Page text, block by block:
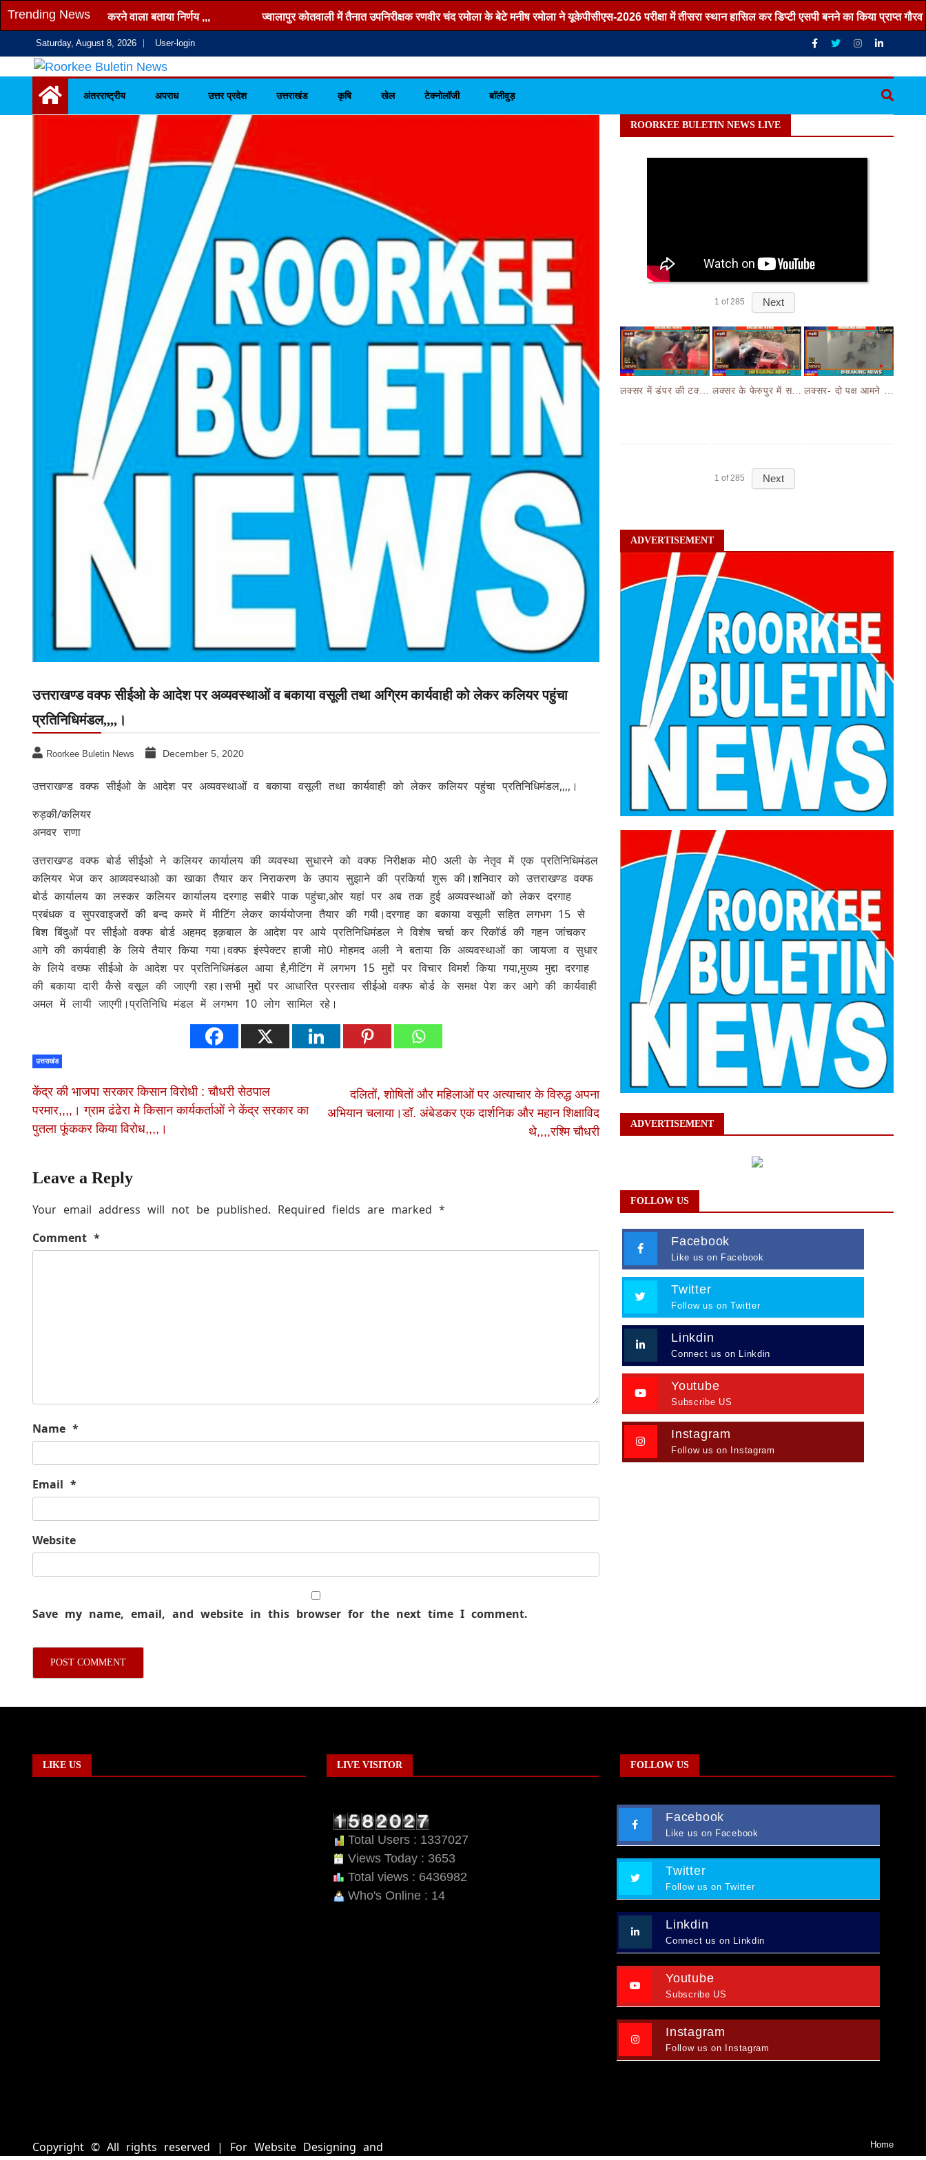
Skip
to
content
Trending News
इसे जनता को परेशान करने वाला बताया निर्णय ,,, ज्वालापुर कोतवाली में तैनात उपनिरीक्षक रणवीर चंद रमोला के बेटे मनीष रमोला ने यूकेपीसीएस-2026 परीक्षा में तीसरा स्थान हासिल कर डिप्टी एसपी बनने का किया प्राप्त गौरव ,,,
Saturday, August 8, 2026 User-login
Roorkee Buletin
Hindi news, roorkee news,
Uttarakhand news
अंतरराष्ट्रीय अपराध उत्तर प्रदेश उत्तराखंड कृषि खेल टेक्नोलॉजी बाॅलीवुड़
उत्तराखण्ड वक्फ सीईओ के आदेश पर अव्यवस्थाओं व बकाया वसूली तथा अग्रिम कार्यवाही को लेकर कलियर पहुंचा
प्रतिनिधिमंडल,,,,।
Roorkee Buletin News December 5, 2020
उत्तराखण्ड वक्फ सीईओ के आदेश पर अव्यवस्थाओं व बकाया वसूली तथा कार्यवाही को लेकर कलियर पहुंचा प्रतिनिधिमंडल,,,,।
रुड़की/कलियर
अनवर राणा
उत्तराखण्ड वक्फ बोर्ड सीईओ ने कलियर कार्यालय की व्यवस्था सुधारने को वक्फ निरीक्षक मो0 अली के नेतृव में एक प्रतिनिधिमंडल
कलियर भेज कर आव्यवस्थाओ का खाका तैयार कर निराकरण के उपाय सुझाने की प्रकिर्या शुरू की।शनिवार को उत्तराखण्ड वक्फ
बोर्ड कार्यालय का लस्कर कलियर कार्यालय दरगाह सबीरे पाक पहुंचा,ओर यहां पर अब तक हुई अव्यवस्थाओं को लेकर दरगाह
प्रबंधक व सुपरवाइजरों की बन्द कमरे में मीटिंग लेकर कार्ययोजना तैयार की गयी।दरगाह का बकाया वसूली सहित लगभग 15 से
बिश बिंदुओं पर सीईओ वक्फ बोर्ड अहमद इक़बाल के आदेश पर आये प्रतिनिधिमंडल ने विशेष चर्चा कर रिकॉर्ड की गहन जांचकर
आगे की कार्यवाही के लिये तैयार किया गया।वक्फ इंस्पेक्टर हाजी मो0 मोहमद अली ने बताया कि अव्यवस्थाओं का जायजा व सुधार
के लिये वख्फ सीईओ के आदेश पर प्रतिनिधिमंडल आया है,मीटिंग में लगभग 15 मुद्दों पर विचार विमर्श किया गया,मुख्य मुद्दा दरगाह
की बकाया दारी कैसे वसूल की जाएगी रहा।सभी मुद्दों पर आधारित प्रस्ताव सीईओ वक्फ बोर्ड के समक्ष पेश कर आगे की कार्यवाही
अमल में लायी जाएगी।प्रतिनिधि मंडल में लगभग 10 लोग सामिल रहे।
उत्तराखंड
केंद्र की भाजपा सरकार किसान विरोधी : चौधरी सेठपाल
परमार,,,,। ग्राम ढंढेरा मे किसान कार्यकर्ताओं ने केंद्र सरकार का
पुतला फूंककर किया विरोध,,,,।
दलितों, शोषितों और महिलाओं पर अत्याचार के विरुद्ध अपना
अभियान चलाया।डॉ. अंबेडकर एक दार्शनिक और महान शिक्षाविद
थे,,,,रश्मि चौधरी
Leave a Reply
Your email address will not be published. Required fields are marked *
Comment *
Name *
Email *
Website
Save my name, email, and website in this browser for the next time I comment.
ROORKEE BULETIN NEWS LIVE
1 of 285 Next
लक्सर में डंपर की टक्कर से मासूम बच्चे की मौत के बाद हंगामा,आक्रोशित भीड़ ने डंपर चालक की करी पिटाई लक्सर के फेरुपुर में सड़क हादसे ने छीनी तीन लोगों की जान,कार और ई रिक्शा की भयानक हुई टक्कर
1 of 285 Next
ADVERTISEMENT
ADVERTISEMENT
FOLLOW US
Facebook
Like us on Facebook
Twitter
Follow us on Twitter
Linkdin
Connect us on Linkdin
Youtube
Subscribe US
Instagram
Follow us on Instagram
LIKE US LIVE VISITOR
Total Users : 1337027
Views Today : 3653
Total views : 6436982
Who's Online : 14
FOLLOW US
Facebook
Like us on Facebook
Twitter
Follow us on Twitter
Linkdin
Connect us on Linkdin
Youtube
Subscribe US
Instagram
Follow us on Instagram
Copyright © All rights reserved | For Website Designing and
Home